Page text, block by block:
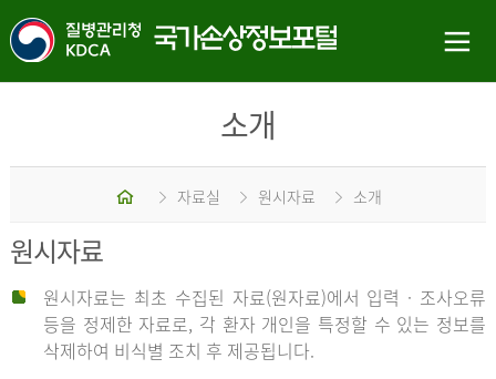
소개
홈 자료실 원시자료 소개
원시자료
원시자료는 최초 수집된 자료(원자료)에서 입력 · 조사오류
등을 정제한 자료로, 각 환자 개인을 특정할 수 있는 정보를
삭제하여 비식별 조치 후 제공됩니다.